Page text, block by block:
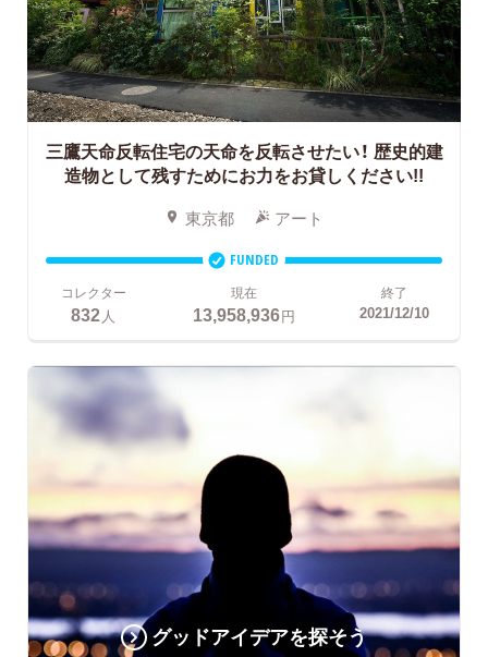
三鷹天命反転住宅の天命を反転させたい！ 歴史的建
造物として残すためにお力をお貸しください!!
東京都 アート
FUNDED
コレクター
832 人
現在
13,958,936円
終了
2021/12/10
グッドアイデアを探そう